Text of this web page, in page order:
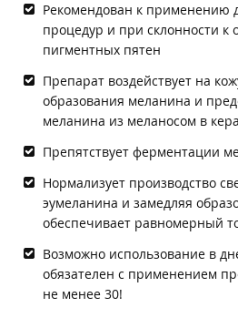
Рекомендован к применению
процедур и при склонности к
пигментных пятен
Препарат воздействует на
образования меланина и
меланина из меланосом в
Препятствует ферментации
Нормализует производство
эумеланина и замедляя
обеспечивает равномерный
Возможно использование в
обязателен c применением
не менее 30!